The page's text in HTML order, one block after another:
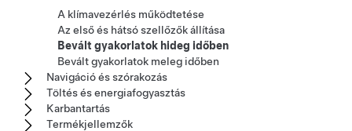
A klímavezérlés működtetése
Az első és hátsó szellőzők állítása
Bevált gyakorlatok hideg időben
Bevált gyakorlatok meleg időben
Navigáció és szórakozás
Töltés és energiafogyasztás
Karbantartás
Termékjellemzők